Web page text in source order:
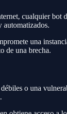
cualquier bot
automatizados.
una
de una brecha.
o una